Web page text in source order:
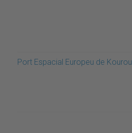
Port Espacial Europeu de Kourou